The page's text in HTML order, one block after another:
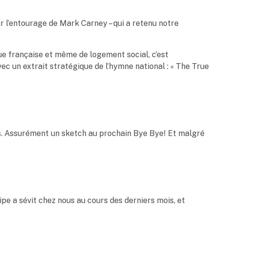
de Mark Carney – qui a retenu notre
française et même de logement social, c’est
un extrait stratégique de l’hymne national : « The True
Assurément un sketch au prochain Bye Bye! Et malgré
a sévit chez nous au cours des derniers mois, et